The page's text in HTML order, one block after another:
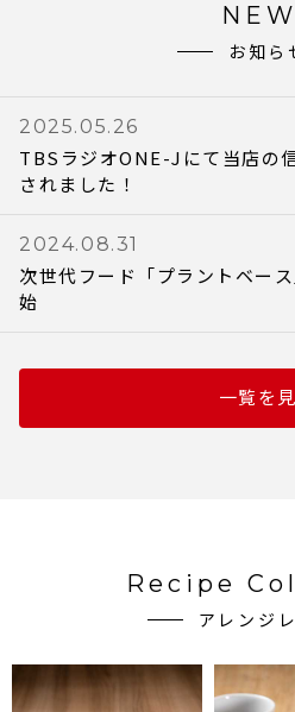
お知ら
2025.05.26
TBSラジオONE-Jにて当店の
されました！
2024.08.31
次世代フード「プラントベー
始
一覧を
Recipe
アレンジ